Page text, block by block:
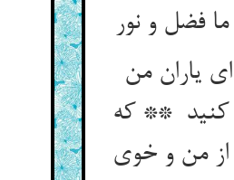
یاران من
** که
از من و خوی